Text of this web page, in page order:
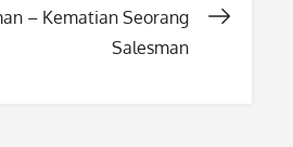
– Kematian Seorang
Salesman